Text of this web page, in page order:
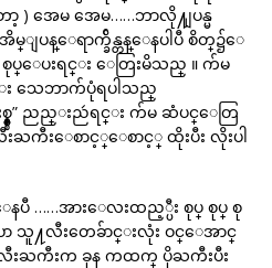
) အေမ အေမ……ဘာလို႔ျပန္မ
ျပန္ေရာက္ခ်ိန္တန္ေနပါပီ စိတ္၌ေ
ပ္ေပးရင္း ေတြးမိသည္ ။ က်မ
သေဘာက်ပုံရပါသည္
းစ္စ္စ္စ္စ္” ညည္းညဴရင္း က်မ ဆံပင္ေတြ
းႀကီးေစာင့္ေစာင့္ ထိုးပီး လိုးပါ
နပီ ……အားေလးထည့္ပီး စုပ္ စုပ္ စု
သူ႔လီးတေခ်ာင္းလုံး ဝင္ေအာင္
းႀကီးက ခုန ကထက္ ပိုႀကီးပီး